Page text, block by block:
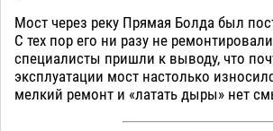
Мост через реку Прямая Болда был
С тех пор его ни разу не
специалисты пришли к выводу, что
эксплуатации мост настолько
мелкий ремонт и «латать дыры» нет